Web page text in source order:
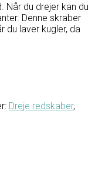
Når du drejer kan du
Denne skraber
du laver kugler, da
Dreje redskaber,